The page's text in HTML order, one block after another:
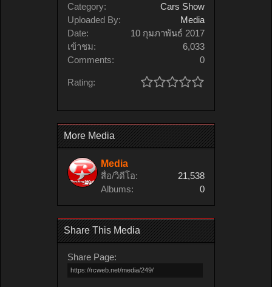
Category:
Cars Show
Uploaded By:
Media
Date:
10 กุมภาพันธ์ 2017
เข้าชม:
6,033
Comments:
0
Rating:
More Media
Media
สื่อ/วิดีโอ:
21,538
Albums:
0
Share This Media
Share Page: